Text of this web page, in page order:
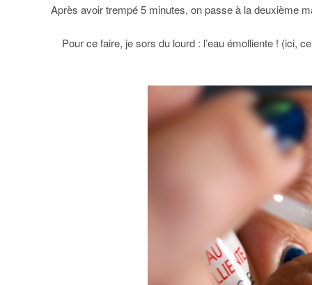
Après avoir trempé 5 minutes, on passe à la deuxième
Pour ce faire, je sors du lourd : l’eau émolliente ! (ici,